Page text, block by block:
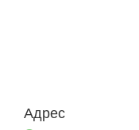
Адрес